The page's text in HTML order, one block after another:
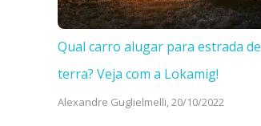
Qual carro alugar para estrada de
terra? Veja com a Lokamig!
Alexandre Guglielmelli,20/10/2022